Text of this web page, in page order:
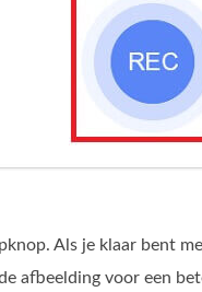
Als je klaar bent
afbeelding voor een